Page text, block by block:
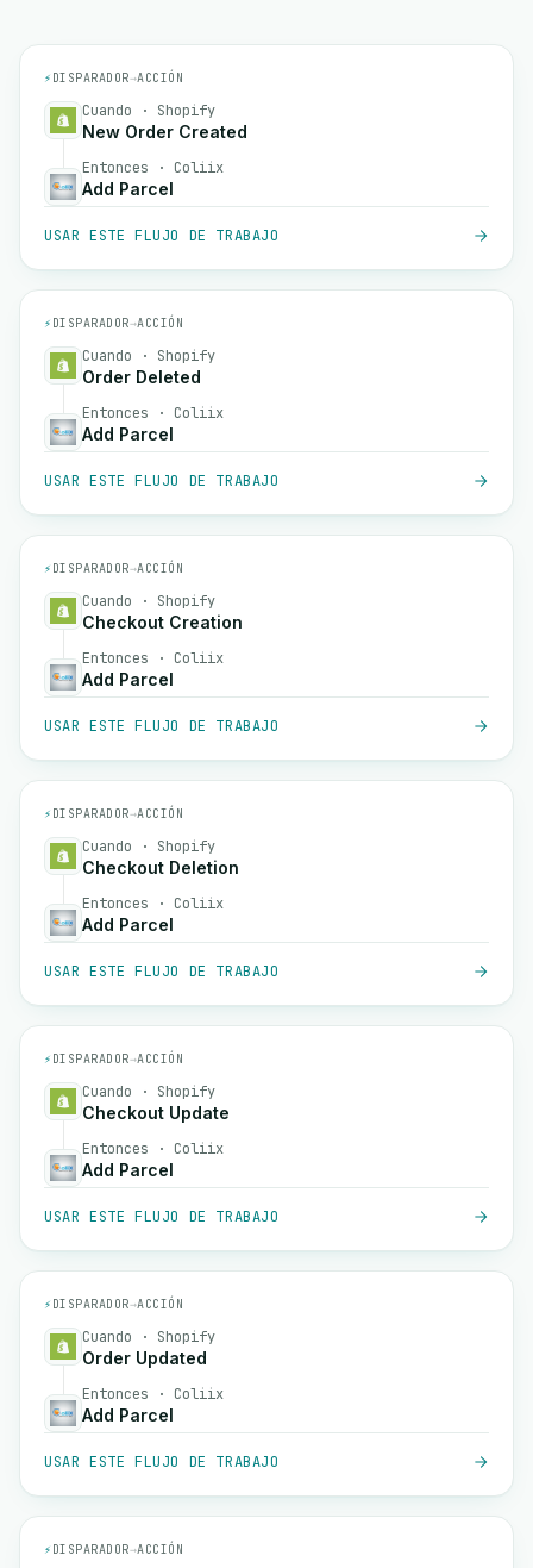
⚡ DISPARADOR→ACCIÓN
Cuando · Shopify
New Order Created
Entonces · Coliix
Add Parcel
USAR ESTE FLUJO DE TRABAJO
⚡ DISPARADOR→ACCIÓN
Cuando · Shopify
Order Deleted
Entonces · Coliix
Add Parcel
USAR ESTE FLUJO DE TRABAJO
⚡ DISPARADOR→ACCIÓN
Cuando · Shopify
Checkout Creation
Entonces · Coliix
Add Parcel
USAR ESTE FLUJO DE TRABAJO
⚡ DISPARADOR→ACCIÓN
Cuando · Shopify
Checkout Deletion
Entonces · Coliix
Add Parcel
USAR ESTE FLUJO DE TRABAJO
⚡ DISPARADOR→ACCIÓN
Cuando · Shopify
Checkout Update
Entonces · Coliix
Add Parcel
USAR ESTE FLUJO DE TRABAJO
⚡ DISPARADOR→ACCIÓN
Cuando · Shopify
Order Updated
Entonces · Coliix
Add Parcel
USAR ESTE FLUJO DE TRABAJO
⚡ DISPARADOR→ACCIÓN